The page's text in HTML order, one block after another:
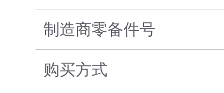
制造商零备件号
购买方式